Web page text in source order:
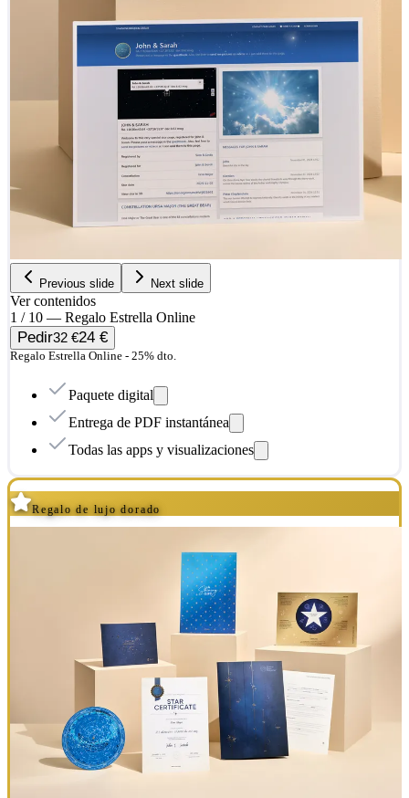
Previous slide Next slide
Ver contenidos
1 / 10 — Regalo Estrella Online
Pedir32 €24 €
Regalo Estrella Online - 25% dto.
Paquete digital
Entrega de PDF instantánea
Todas las apps y visualizaciones
Regalo de lujo dorado